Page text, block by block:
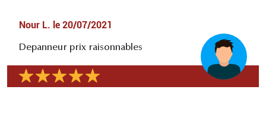
Nour L. le 20/07/2021
Depanneur prix raisonnables